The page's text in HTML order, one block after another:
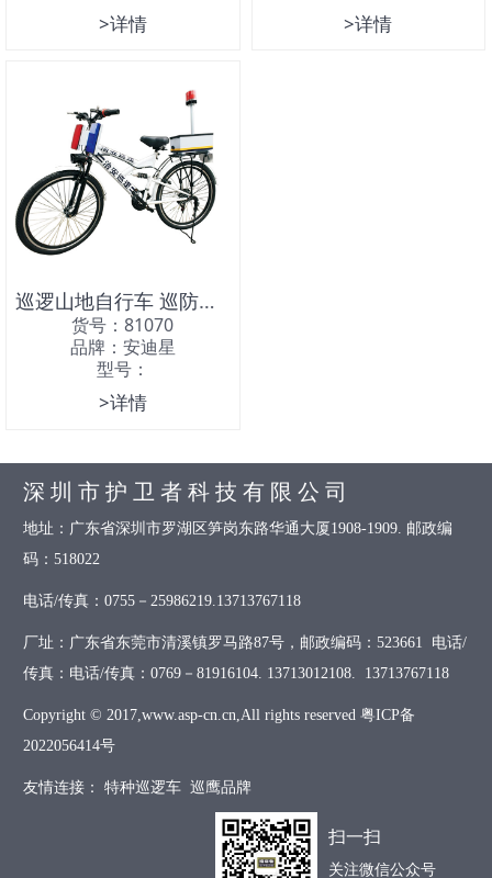
>详情 >详情
巡逻山地自行车 巡防自行车 巡逻车
货号：81070
品牌：安迪星
型号：
>详情
深 圳 市 护 卫 者 科 技 有 限 公 司
地址：广东省深圳市罗湖区笋岗东路华通大厦1908-1909. 邮政编
码：518022
电话/传真：0755－25986219.13713767118
厂址：广东省东莞市清溪镇罗马路87号，邮政编码：523661 电话/
传真：电话/传真：0769－81916104. 13713012108. 13713767118
Copyright © 2017,www.asp-cn.cn,All rights reserved 粤ICP备
2022056414号
友情连接： 特种巡逻车 巡鹰品牌
扫一扫
关注微信公众号